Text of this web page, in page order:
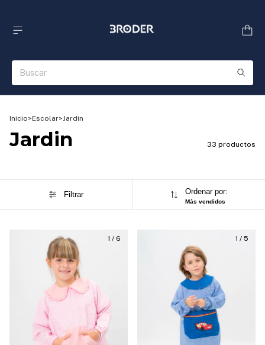
Inicio>Escolar>Jardin
Jardin 33 productos
Filtrar Ordenar por:
Más vendidos
1 / 6 1 / 5